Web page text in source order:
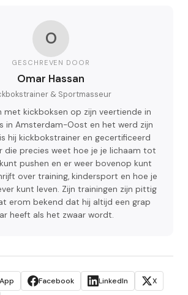
O
GESCHREVEN DOOR
Omar Hassan
& Sportmasseur
met kickboksen op zijn veertiende in
in Amsterdam-Oost en het werd zijn
hij kickbokstrainer en gecertificeerd
die precies weet hoe je je lichaam tot
pushen en er weer bovenop kunt
over training, kindersport en hoe je
kunt leven. Zijn trainingen zijn pittig
erom bekend dat hij altijd een grap
heeft als het zwaar wordt.
Facebook LinkedIn
X